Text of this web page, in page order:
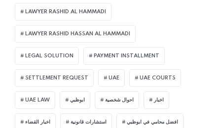
LAWYER RASHID AL HAMMADI
LAWYER RASHID HASSAN AL HAMMADI
LEGAL SOLUTION PAYMENT INSTALLMENT
SETTLEMENT REQUEST UAE UAE COURTS
UAE LAW ابوظبي احوال شخصية اخبار
اخبار القضاء استشارات قانونية افضل محامي في ابوظبي